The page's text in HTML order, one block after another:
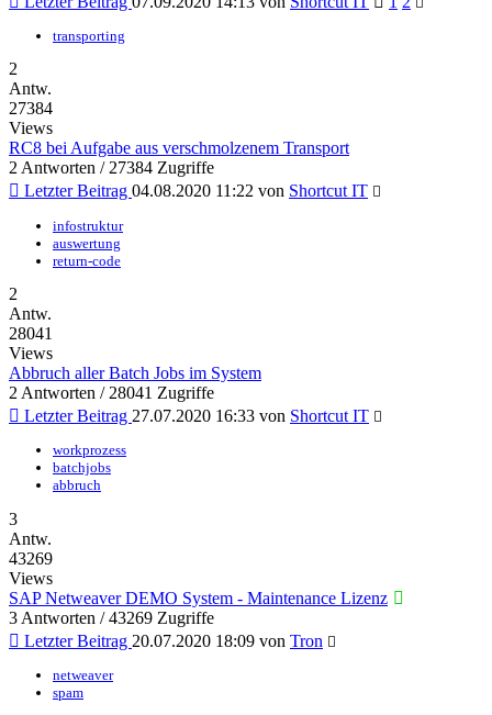
transporting
2
Antw.
27384
Views
RC8 bei Aufgabe aus verschmolzenem Transport
2 Antworten / 27384 Zugriffe
Letzter Beitrag 04.08.2020 11:22 von Shortcut IT
infostruktur
auswertung
return-code
2
Antw.
28041
Views
Abbruch aller Batch Jobs im System
2 Antworten / 28041 Zugriffe
Letzter Beitrag 27.07.2020 16:33 von Shortcut IT
workprozess
batchjobs
abbruch
3
Antw.
43269
Views
SAP Netweaver DEMO System - Maintenance Lizenz
3 Antworten / 43269 Zugriffe
Letzter Beitrag 20.07.2020 18:09 von Tron
netweaver
spam